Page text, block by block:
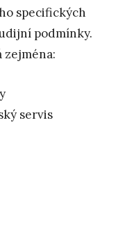
specifických
podmínky.
zejména:
servis